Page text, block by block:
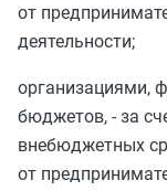
от
деятельности;
организациями,
бюджетов, - за
внебюджетных
от